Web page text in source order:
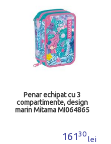
Penar echipat cu 3
compartimente, design
marin Mitama MI064865
16130
lei